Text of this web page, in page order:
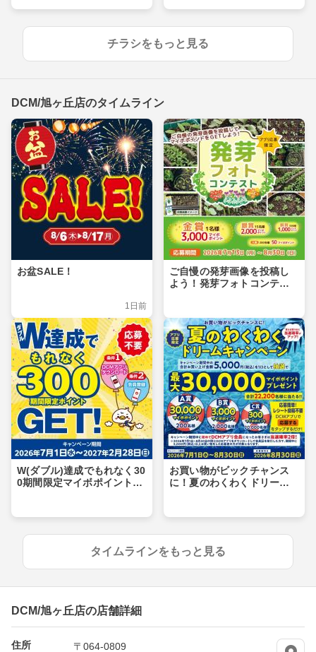
チラシをもっと見る
DCM/旭ヶ丘店のタイムライン
お盆SALE！
1日前
ご自慢の発芽画像を投稿し
よう！発芽フォトコンテス
W(ダブル)達成でもれなく30
0期間限定マイボポイントG
お買い物がビックチャンス
に！夏のわくわくドリーム
タイムラインをもっと見る
DCM/旭ヶ丘店の店舗詳細
住所
〒064-0809